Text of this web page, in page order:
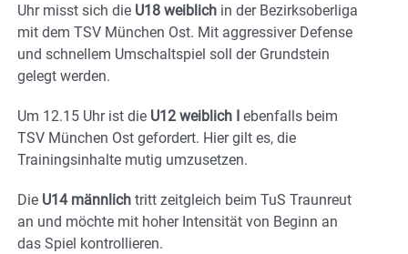
Uhr misst sich die U18 weiblich in der Bezirksoberliga
mit dem TSV München Ost. Mit aggressiver Defense
und schnellem Umschaltspiel soll der Grundstein
gelegt werden.
Um 12.15 Uhr ist die U12 weiblich I ebenfalls beim
TSV München Ost gefordert. Hier gilt es, die
Trainingsinhalte mutig umzusetzen.
Die U14 männlich tritt zeitgleich beim TuS Traunreut
an und möchte mit hoher Intensität von Beginn an
das Spiel kontrollieren.